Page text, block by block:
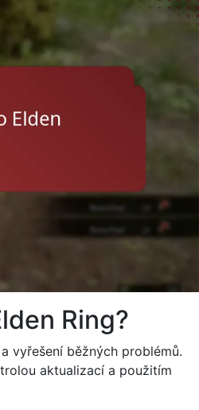
Ring?
vyřešení běžných problémů.
aktualizací a použitím